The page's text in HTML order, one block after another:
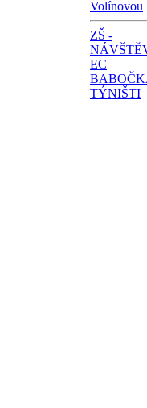
Volínovou
ZŠ -
EC
TÝNIŠTI